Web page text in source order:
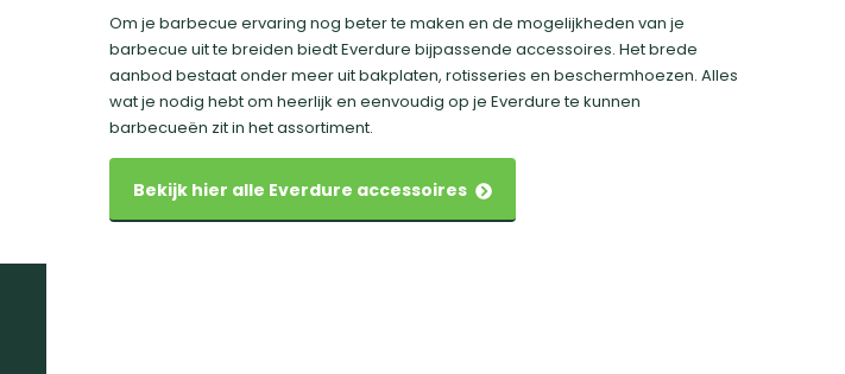
Om je barbecue ervaring nog beter te maken en de mogelijkheden van je
barbecue uit te breiden biedt Everdure bijpassende accessoires. Het brede
aanbod bestaat onder meer uit bakplaten, rotisseries en beschermhoezen. Alles
wat je nodig hebt om heerlijk en eenvoudig op je Everdure te kunnen
barbecueën zit in het assortiment.
Bekijk hier alle Everdure accessoires